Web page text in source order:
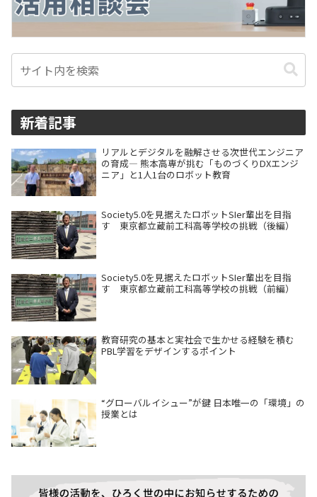
新着記事
リアルとデジタルを融解させる次世代エンジニア
の育成― 熊本高専が挑む「ものづくりDXエンジ
ニア」と1人1台のロボット教育
Society5.0を見据えたロボットSIer輩出を目指
す 東京都立蔵前工科高等学校の挑戦（後編）
Society5.0を見据えたロボットSIer輩出を目指
す 東京都立蔵前工科高等学校の挑戦（前編）
教育研究の基本と実社会で生かせる経験を積む
PBL学習をデザインするポイント
“グローバルイシュー”が鍵 日本唯一の「環境」の
授業とは